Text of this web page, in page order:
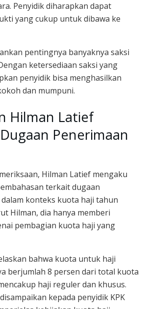
Penyidik diharapkan dapat
yang cukup untuk dibawa ke
pentingnya banyaknya saksi
ketersediaan saksi yang
penyidik bisa menghasilkan
dan mumpuni.
Hilman Latief
Penerimaan
Hilman Latief mengaku
terkait dugaan
konteks kuota haji tahun
Hilman, dia hanya memberi
pembagian kuota haji yang
bahwa kuota untuk haji
berjumlah 8 persen dari total kuota
haji reguler dan khusus.
kepada penyidik KPK